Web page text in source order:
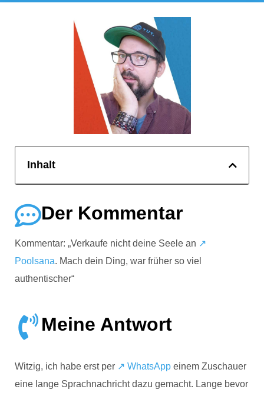
Inhalt
Der Kommentar
Kommentar: „Verkaufe nicht deine Seele an ↗️
Poolsana. Mach dein Ding, war früher so viel
authentischer“
Meine Antwort
Witzig, ich habe erst per ↗️ WhatsApp einem Zuschauer
eine lange Sprachnachricht dazu gemacht. Lange bevor